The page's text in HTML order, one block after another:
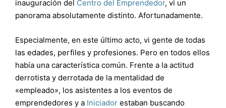
inauguración del Centro del Emprendedor, vi un
panorama absolutamente distinto. Afortunadamente.
Especialmente, en este último acto, vi gente de todas
las edades, perfiles y profesiones. Pero en todos ellos
había una característica común. Frente a la actitud
derrotista y derrotada de la mentalidad de
«empleado», los asistentes a los eventos de
emprendedores y a Iniciador estaban buscando